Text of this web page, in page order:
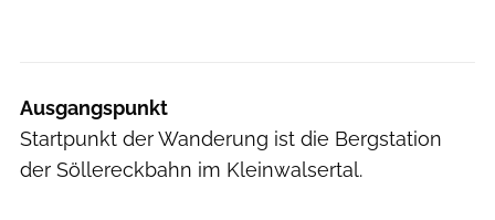
Ausgangspunkt
Startpunkt der Wanderung ist die Bergstation
der Söllereckbahn im Kleinwalsertal.